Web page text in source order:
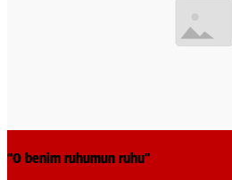
“O benim ruhumun ruhu”